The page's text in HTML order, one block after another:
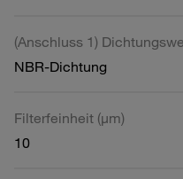
(Anschluss 1)
NBR-Dichtung
Filterfeinheit (µm)
10